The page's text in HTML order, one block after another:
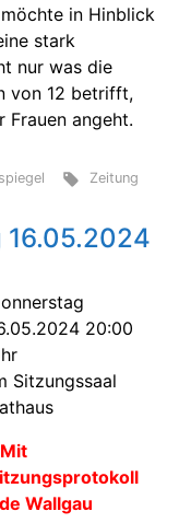
in Hinblick
stark
nur was die
von 12 betrifft,
Frauen angeht.
Zeitung
16.05.2024
20:00
Sitzungssaal
Mit
Wallgau